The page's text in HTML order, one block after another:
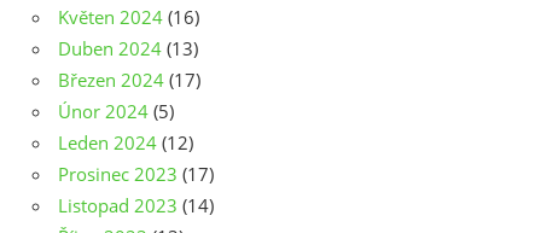
Květen 2024 (16)
Duben 2024 (13)
Březen 2024 (17)
Únor 2024 (5)
Leden 2024 (12)
Prosinec 2023 (17)
Listopad 2023 (14)